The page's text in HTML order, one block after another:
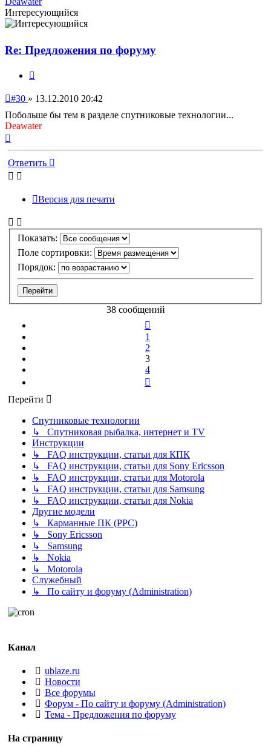
Интересующийся
Re: Предложения по форуму
Непрочитанное
#30 » 13.12.2010 20:42
Побольше бы тем в разделе спутниковые технологии...
Deawater
началу
Ответить
Версия для печати
Показать:
Поле сортировки:
Порядок:
38 сообщений
1
2
3
4
Перейти
Спутниковые технологии
↳ Спутниковая рыбалка, интернет и TV
Инструкции
↳ FAQ инструкции, статьи для КПК
↳ FAQ инструкции, статьи для Sony Ericsson
↳ FAQ инструкции, статьи для Motorola
↳ FAQ инструкции, статьи для Samsung
↳ FAQ инструкции, статьи для Nokia
Другие модели
↳ Карманные ПК (PPC)
↳ Sony Ericsson
↳ Samsung
↳ Nokia
↳ Motorola
Служебный
↳ По сайту и форуму (Administration)
Канал
ublaze.ru
Новости
Все форумы
Форум - По сайту и форуму (Administration)
Тема - Предложения по форуму
На страницу